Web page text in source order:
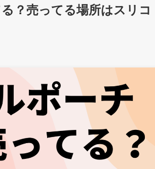
？売ってる場所はスリ